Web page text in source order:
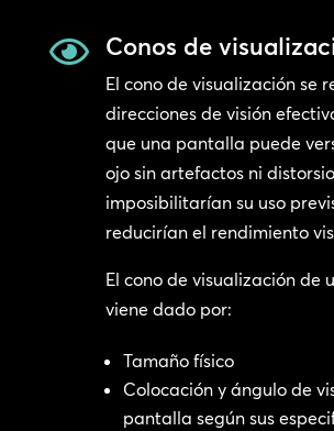
 Conos de
El cono de visualización se
direcciones de visión
que una pantalla puede
ojo sin artefactos ni
imposibilitarían su uso
reducirían el rendimiento
El cono de visualización de
viene dado por:
Tamaño físico
Colocación y ángulo de
pantalla según sus